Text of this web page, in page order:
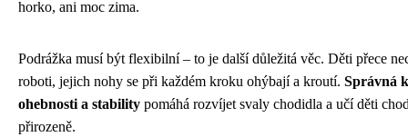
horko, ani moc zima.
Podrážka musí být flexibilní – to je další důležitá věc. Děti přece
roboti, jejich nohy se při každém kroku ohýbají a kroutí. Správná
ohebnosti a stability pomáhá rozvíjet svaly chodidla a učí děti
přirozeně.